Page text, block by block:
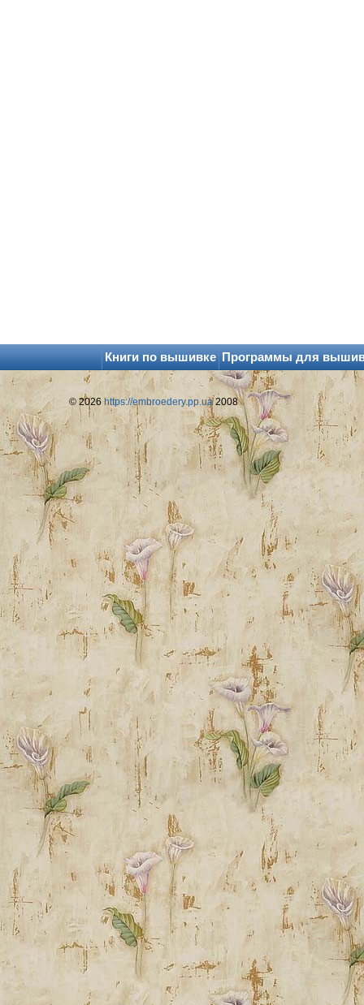
Книги по вышивке Программы для
© 2026 https://embroedery.pp.ua2008